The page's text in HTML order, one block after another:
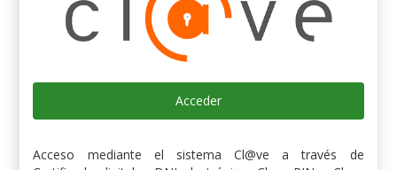
Acceder
Acceso mediante el sistema Cl@ve a través de